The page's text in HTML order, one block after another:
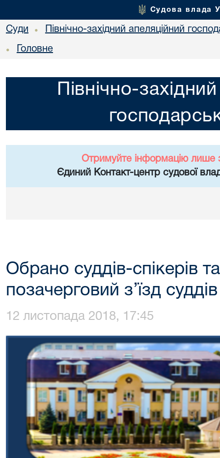
Судова влада
Суди • Північно-західний апеляційний
• Головне
Північно-
Отримуйте інформацію лише
Єдиний Контакт-центр судової
Обрано суддів-спікерів
позачерговий з’їзд
12 листопада 2018, 17:45